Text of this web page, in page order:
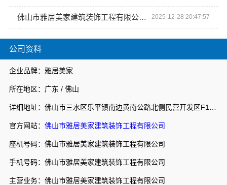
公司资料
企业品牌：雅居美家
所在地区：广东 / 佛山
官方网站： 佛山市雅居美家建筑装饰工程有限公司
座机号码：佛山市雅居美家建筑装饰工程有限公司
手机号码：佛山市雅居美家建筑装饰工程有限公司
主营业务：佛山市雅居美家建筑装饰工程有限公司
佛山市雅居美家建筑装饰工程有限公司 打造梦想家居空间 2025-12-28 20:47:57